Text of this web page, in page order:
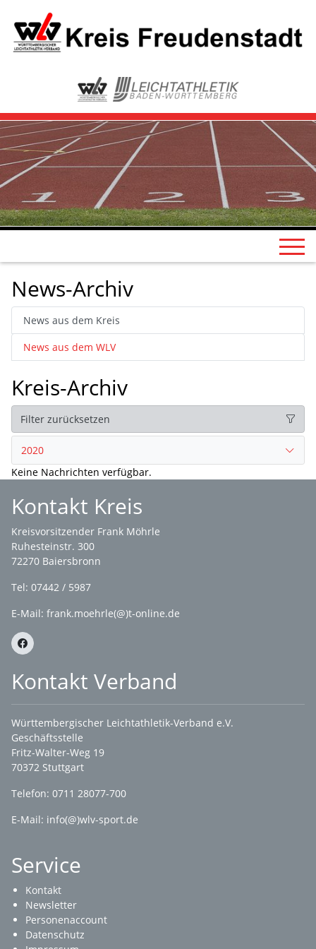
News-Archiv
News aus dem Kreis
News aus dem WLV
Kreis-Archiv
Filter zurücksetzen
2020
Keine Nachrichten verfügbar.
Kontakt Kreis
Kreisvorsitzender Frank Möhrle
Ruhesteinstr. 300
72270 Baiersbronn
Tel: 07442 / 5987
E-Mail: frank.moehrle(@)t-online.de
Kontakt Verband
Württembergischer Leichtathletik-Verband e.V.
Geschäftsstelle
Fritz-Walter-Weg 19
70372 Stuttgart
Telefon: 0711 28077-700
E-Mail: info(@)wlv-sport.de
Service
Kontakt
Newsletter
Personenaccount
Datenschutz